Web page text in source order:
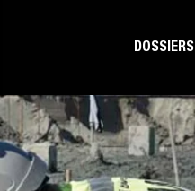
DOSSIERS